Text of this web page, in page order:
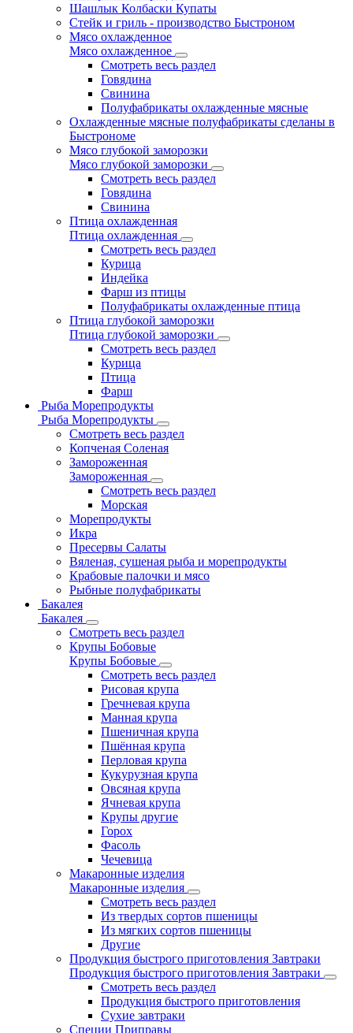
Шашлык Колбаски Купаты
Стейк и гриль - производство Быстроном
Мясо охлажденное
Мясо охлажденное
Смотреть весь раздел
Говядина
Свинина
Полуфабрикаты охлажденные мясные
Охлажденные мясные полуфабрикаты сделаны в
Быстрономе
Мясо глубокой заморозки
Мясо глубокой заморозки
Смотреть весь раздел
Говядина
Свинина
Птица охлажденная
Птица охлажденная
Смотреть весь раздел
Курица
Индейка
Фарш из птицы
Полуфабрикаты охлажденные птица
Птица глубокой заморозки
Птица глубокой заморозки
Смотреть весь раздел
Курица
Птица
Фарш
Рыба Морепродукты
Рыба Морепродукты
Смотреть весь раздел
Копченая Соленая
Замороженная
Замороженная
Смотреть весь раздел
Морская
Морепродукты
Икра
Пресервы Салаты
Вяленая, сушеная рыба и морепродукты
Крабовые палочки и мясо
Рыбные полуфабрикаты
Бакалея
Бакалея
Смотреть весь раздел
Крупы Бобовые
Крупы Бобовые
Смотреть весь раздел
Рисовая крупа
Гречневая крупа
Манная крупа
Пшеничная крупа
Пшённая крупа
Перловая крупа
Кукурузная крупа
Овсяная крупа
Ячневая крупа
Крупы другие
Горох
Фасоль
Чечевица
Макаронные изделия
Макаронные изделия
Смотреть весь раздел
Из твердых сортов пшеницы
Из мягких сортов пшеницы
Другие
Продукция быстрого приготовления Завтраки
Продукция быстрого приготовления Завтраки
Смотреть весь раздел
Продукция быстрого приготовления
Сухие завтраки
Специи Приправы